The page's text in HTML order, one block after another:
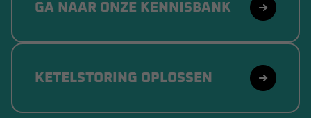
GA NAAR ONZE KENNISBANK
KETELSTORING OPLOSSEN